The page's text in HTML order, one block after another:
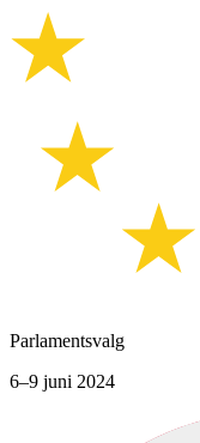
Parlamentsvalg
6–9 juni 2024